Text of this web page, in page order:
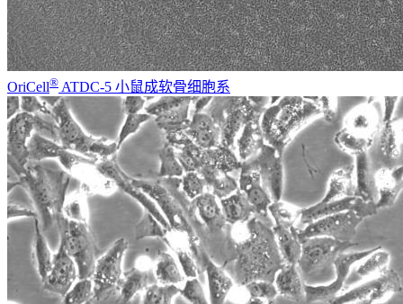
OriCell® ATDC-5 小鼠成软骨细胞系